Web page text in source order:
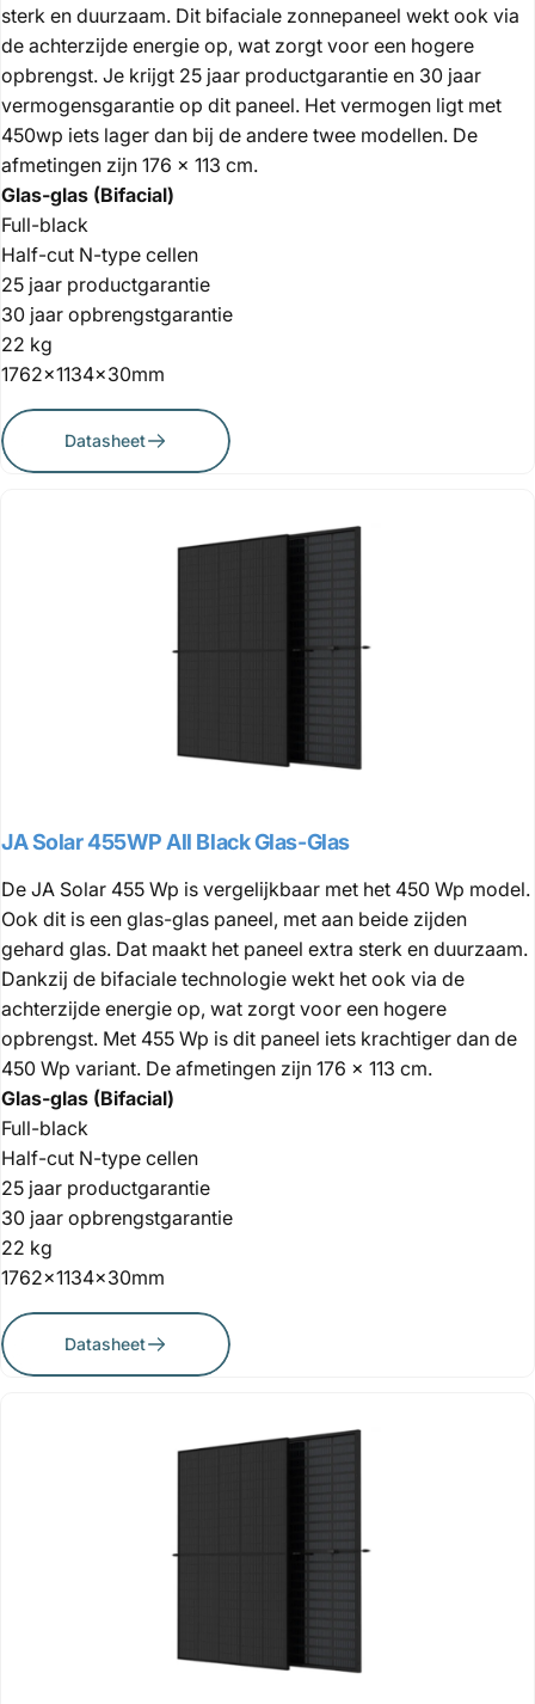
sterk en duurzaam. Dit bifaciale zonnepaneel wekt ook via
de achterzijde energie op, wat zorgt voor een hogere
opbrengst. Je krijgt 25 jaar productgarantie en 30 jaar
vermogensgarantie op dit paneel. Het vermogen ligt met
450wp iets lager dan bij de andere twee modellen. De
afmetingen zijn 176 x 113 cm.
Glas-glas (Bifacial)
Full-black
Half-cut N-type cellen
25 jaar productgarantie
30 jaar opbrengstgarantie
22 kg
1762x1134x30mm
Datasheet
JA Solar 455WP All Black Glas-Glas
De JA Solar 455 Wp is vergelijkbaar met het 450 Wp model.
Ook dit is een glas-glas paneel, met aan beide zijden
gehard glas. Dat maakt het paneel extra sterk en duurzaam.
Dankzij de bifaciale technologie wekt het ook via de
achterzijde energie op, wat zorgt voor een hogere
opbrengst. Met 455 Wp is dit paneel iets krachtiger dan de
450 Wp variant. De afmetingen zijn 176 x 113 cm.
Glas-glas (Bifacial)
Full-black
Half-cut N-type cellen
25 jaar productgarantie
30 jaar opbrengstgarantie
22 kg
1762x1134x30mm
Datasheet